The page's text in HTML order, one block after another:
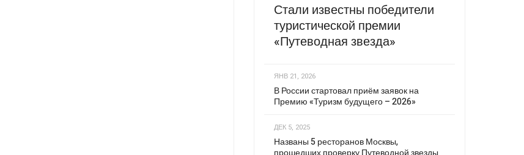
Стали известны победители
туристической премии
«Путеводная звезда»
ЯНВ 21, 2026
В России стартовал приём заявок на
Премию «Туризм будущего – 2026»
ДЕК 5, 2025
Названы 5 ресторанов Москвы,